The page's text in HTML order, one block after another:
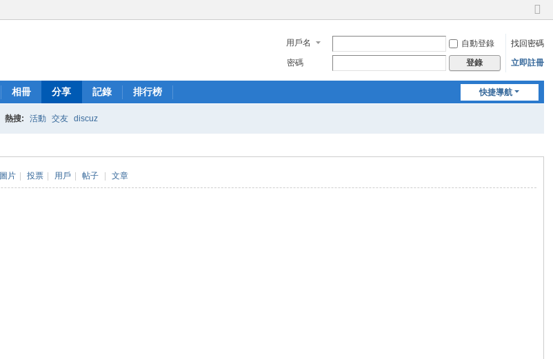
切
到
窄
用戶名 自動登錄
找回密碼
密碼
登錄 立即註冊
快捷導航
相冊 分享 記錄 排行榜
熱搜: 活動 交友 discuz
圖片 投票 用戶 帖子 文章